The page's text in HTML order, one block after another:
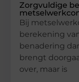
Zorgvuldige
Bij
berekening
benadering
brengt
over, maar is